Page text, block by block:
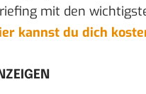
mit den
kannst du dich